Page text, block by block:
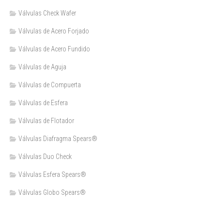
Válvulas Check Wafer
Válvulas de Acero Forjado
Válvulas de Acero Fundido
Válvulas de Aguja
Válvulas de Compuerta
Válvulas de Esfera
Válvulas de Flotador
Válvulas Diafragma Spears®️
Válvulas Duo Check
Válvulas Esfera Spears®
Válvulas Globo Spears®